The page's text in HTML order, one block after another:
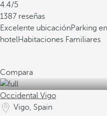
4.4/5
1387 reseñas
Excelente ubicaciónParking
hotelHabitaciones Familiares
Compara
Occidental Vigo
Vigo, Spain